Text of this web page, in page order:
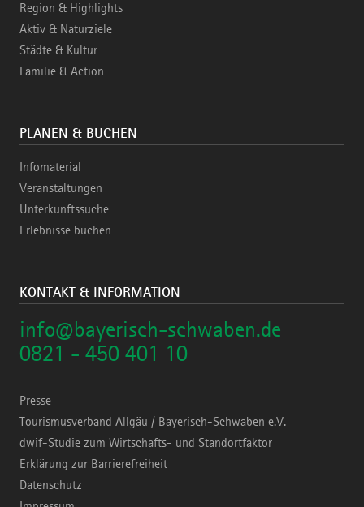
Region & Highlights
Aktiv & Naturziele
Städte & Kultur
Familie & Action
PLANEN & BUCHEN
Infomaterial
Veranstaltungen
Unterkunftssuche
Erlebnisse buchen
KONTAKT & INFORMATION
info@bayerisch-schwaben.de
0821 - 450 401 10
Presse
Tourismusverband Allgäu / Bayerisch-Schwaben e.V.
dwif-Studie zum Wirtschafts- und Standortfaktor
Erklärung zur Barrierefreiheit
Datenschutz